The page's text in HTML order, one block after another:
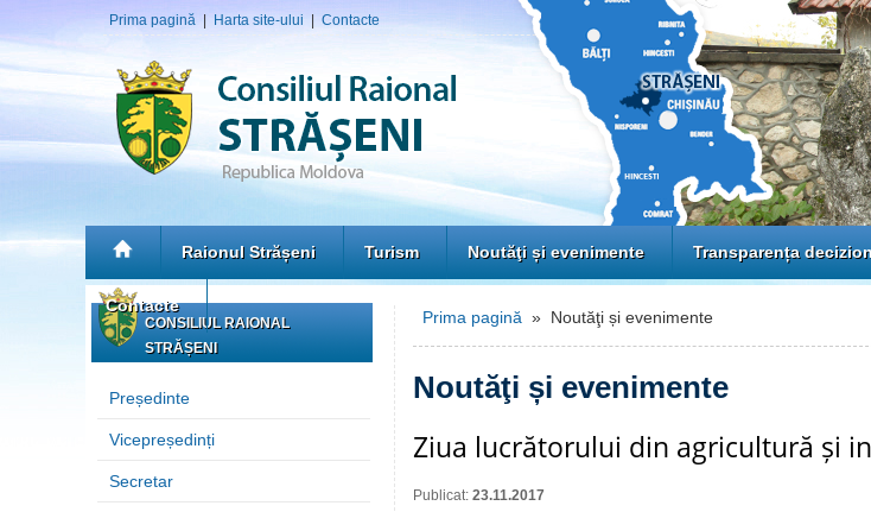
Prima pagină Harta site-ului Contacte
Raionul Strășeni Turism Noutăţi și evenimente Transparența
Contacte
CONSILIUL RAIONAL
STRĂȘENI
Președinte
Vicepreședinți
Secretar
Prima pagină » Noutăţi și evenimente
Noutăţi și evenimente
Ziua lucrătorului din agricultură și
Publicat: 23.11.2017